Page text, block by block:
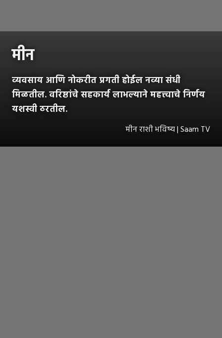
मीन
व्यवसाय आणि नोकरीत प्रगती होईल नव्या संधी
मिळतील. वरिष्ठांचे सहकार्य लाभल्याने महत्त्वाचे निर्णय
यशस्वी ठरतील.
मीन राशी भविष्य | Saam TV